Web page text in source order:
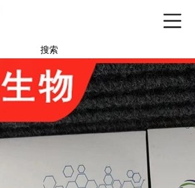
搜索